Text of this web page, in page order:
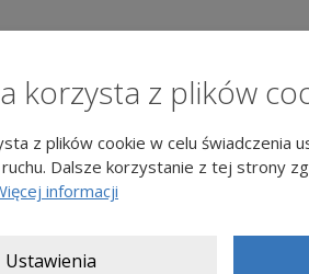
korzysta z plików
z plików cookie w celu świadczenia
Dalsze korzystanie z tej strony
informacji
Ustawienia